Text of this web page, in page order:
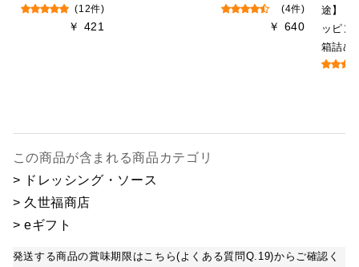
(12件)
￥ 421
(4件)
￥ 640
途】【
ッピン
箱詰め
この商品が含まれる商品カテゴリ
> ドレッシング・ソース
> 久世福商店
> eギフト
発送する商品の賞味期限はこちら(よくある質問Q.19)からご確認く